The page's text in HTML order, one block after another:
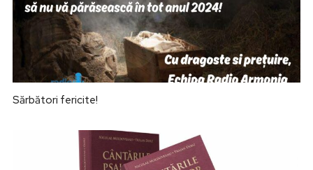
Sărbători fericite!